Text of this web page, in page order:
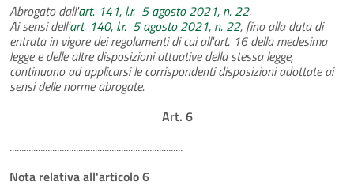
Abrogato dall'art. 141, l.r. 5 agosto 2021, n. 22.
Ai sensi dell'art. 140, l.r. 5 agosto 2021, n. 22, fino alla data di
entrata in vigore dei regolamenti di cui all'art. 16 della medesima
legge e delle altre disposizioni attuative della stessa legge,
continuano ad applicarsi le corrispondenti disposizioni adottate ai
sensi delle norme abrogate.
Art. 6
.........................................................................
Nota relativa all'articolo 6